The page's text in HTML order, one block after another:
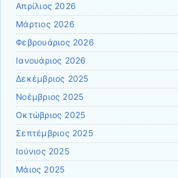
Απρίλιος 2026
Μάρτιος 2026
Φεβρουάριος 2026
Ιανουάριος 2026
Δεκέμβριος 2025
Νοέμβριος 2025
Οκτώβριος 2025
Σεπτέμβριος 2025
Ιούνιος 2025
Μάιος 2025